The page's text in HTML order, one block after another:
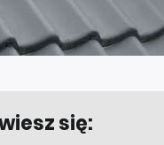
się: